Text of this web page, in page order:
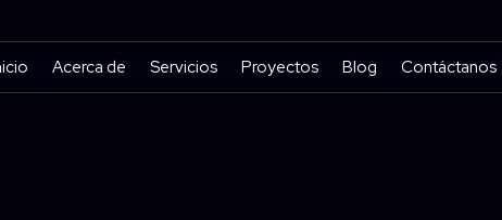
Acerca de Servicios Proyectos Blog Contáctanos